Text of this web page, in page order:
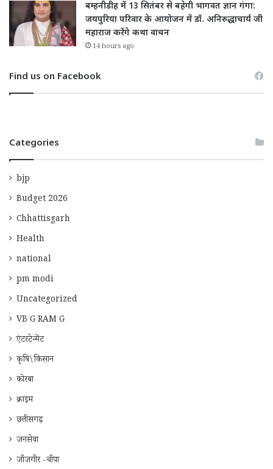
बम्हनीडीह में 13 सितंबर से बहेगी भागवत ज्ञान गंगा:
जयपुरिया परिवार के आयोजन में डॉ. अनिरुद्धाचार्य जी
महाराज करेंगे कथा वाचन
14 hours ago
Find us on Facebook
Categories
bjp
Budget 2026
Chhattisgarh
Health
national
pm modi
Uncategorized
VB G RAM G
एंटरटेन्मेंट
कृषि\किसान
कोरबा
क्राइम
छत्तीसगढ़
जनसेवा
जाँजगीर -चाँपा